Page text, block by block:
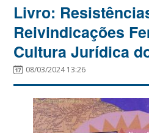
Livro:
Reivindicações
Cultura Jurídica
08/03/2024 13:26